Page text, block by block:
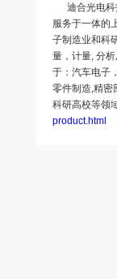
迪合光电科
服务于一体的
子制造业和科
量，计量, 分
于：汽车电子
零件制造,精密
科研高校等领
product.html